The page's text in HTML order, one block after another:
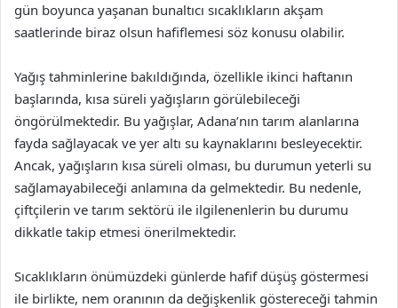
gün boyunca yaşanan bunaltıcı sıcaklıkların akşam
saatlerinde biraz olsun hafiflemesi söz konusu olabilir.
Yağış tahminlerine bakıldığında, özellikle ikinci haftanın
başlarında, kısa süreli yağışların görülebileceği
öngörülmektedir. Bu yağışlar, Adana’nın tarım alanlarına
fayda sağlayacak ve yer altı su kaynaklarını besleyecektir.
Ancak, yağışların kısa süreli olması, bu durumun yeterli su
sağlamayabileceği anlamına da gelmektedir. Bu nedenle,
çiftçilerin ve tarım sektörü ile ilgilenenlerin bu durumu
dikkatle takip etmesi önerilmektedir.
Sıcaklıkların önümüzdeki günlerde hafif düşüş göstermesi
ile birlikte, nem oranının da değişkenlik göstereceği tahmin